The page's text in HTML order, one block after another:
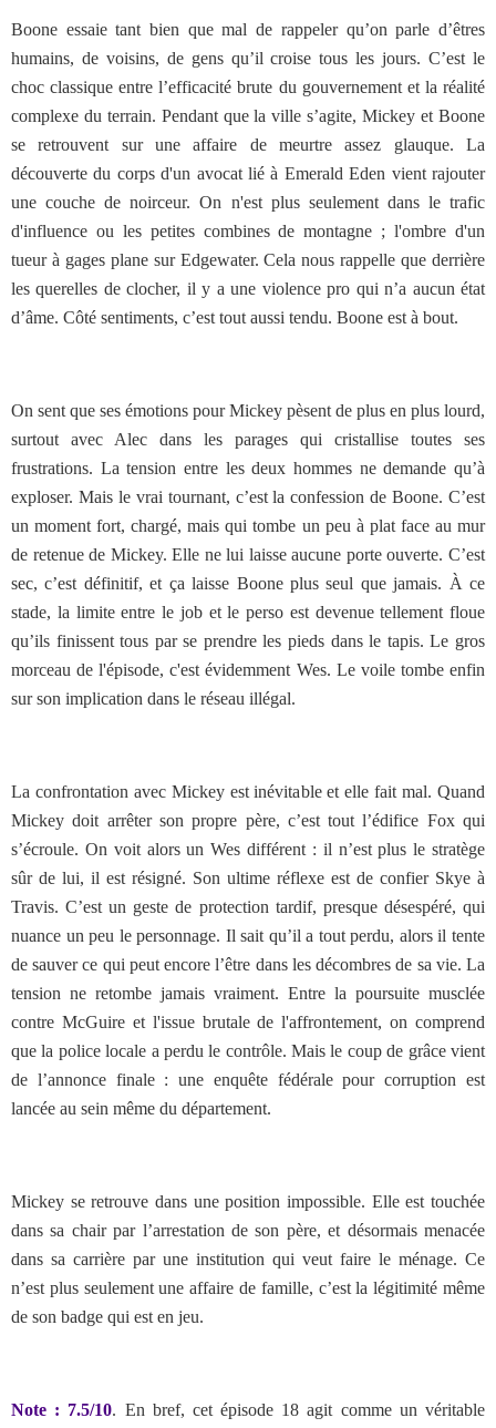
Boone essaie tant bien que mal de rappeler qu’on parle d’êtres
humains, de voisins, de gens qu’il croise tous les jours. C’est le
choc classique entre l’efficacité brute du gouvernement et la réalité
complexe du terrain. Pendant que la ville s’agite, Mickey et Boone
se retrouvent sur une affaire de meurtre assez glauque. La
découverte du corps d'un avocat lié à Emerald Eden vient rajouter
une couche de noirceur. On n'est plus seulement dans le trafic
d'influence ou les petites combines de montagne ; l'ombre d'un
tueur à gages plane sur Edgewater. Cela nous rappelle que derrière
les querelles de clocher, il y a une violence pro qui n’a aucun état
d’âme. Côté sentiments, c’est tout aussi tendu. Boone est à bout.
On sent que ses émotions pour Mickey pèsent de plus en plus lourd,
surtout avec Alec dans les parages qui cristallise toutes ses
frustrations. La tension entre les deux hommes ne demande qu’à
exploser. Mais le vrai tournant, c’est la confession de Boone. C’est
un moment fort, chargé, mais qui tombe un peu à plat face au mur
de retenue de Mickey. Elle ne lui laisse aucune porte ouverte. C’est
sec, c’est définitif, et ça laisse Boone plus seul que jamais. À ce
stade, la limite entre le job et le perso est devenue tellement floue
qu’ils finissent tous par se prendre les pieds dans le tapis. Le gros
morceau de l'épisode, c'est évidemment Wes. Le voile tombe enfin
sur son implication dans le réseau illégal.
La confrontation avec Mickey est inévitable et elle fait mal. Quand
Mickey doit arrêter son propre père, c’est tout l’édifice Fox qui
s’écroule. On voit alors un Wes différent : il n’est plus le stratège
sûr de lui, il est résigné. Son ultime réflexe est de confier Skye à
Travis. C’est un geste de protection tardif, presque désespéré, qui
nuance un peu le personnage. Il sait qu’il a tout perdu, alors il tente
de sauver ce qui peut encore l’être dans les décombres de sa vie. La
tension ne retombe jamais vraiment. Entre la poursuite musclée
contre McGuire et l'issue brutale de l'affrontement, on comprend
que la police locale a perdu le contrôle. Mais le coup de grâce vient
de l’annonce finale : une enquête fédérale pour corruption est
lancée au sein même du département.
Mickey se retrouve dans une position impossible. Elle est touchée
dans sa chair par l’arrestation de son père, et désormais menacée
dans sa carrière par une institution qui veut faire le ménage. Ce
n’est plus seulement une affaire de famille, c’est la légitimité même
de son badge qui est en jeu.
Note : 7.5/10. En bref, cet épisode 18 agit comme un véritable